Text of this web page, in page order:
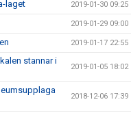
laget 2019-01-30 09:25
2019-01-29 09:00
2019-01-17 22:55
stannar i
2019-01-05 18:02
2018-12-06 17:39